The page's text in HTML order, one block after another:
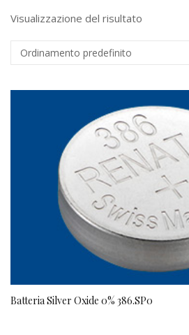
Visualizzazione del risultato
Ordinamento predefinito
Batteria Silver Oxide 0% 386.SP0